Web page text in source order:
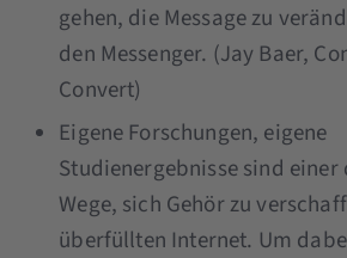
gehen, die Message zu
den Messenger. (Jay Baer,
Convert)
Eigene Forschungen, eigene
Studienergebnisse sind einer
Wege, sich Gehör zu
überfüllten Internet. Um